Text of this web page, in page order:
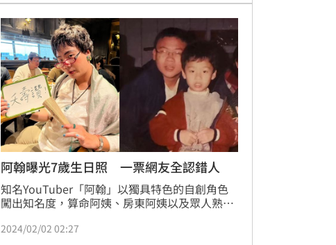
變為粉絲們的愛情戰場，就連Youtuber關韶文都
參戰。
阿翰曝光7歲生日照 一票網友全認錯人
知名YouTuber「阿翰」以獨具特色的自創角色
闖出知名度，算命阿姨、房東阿姨以及眾人熟知
（1）日阿翰迎來30歲生日的阿翰，不僅在臉書
2024/02/02 02:27